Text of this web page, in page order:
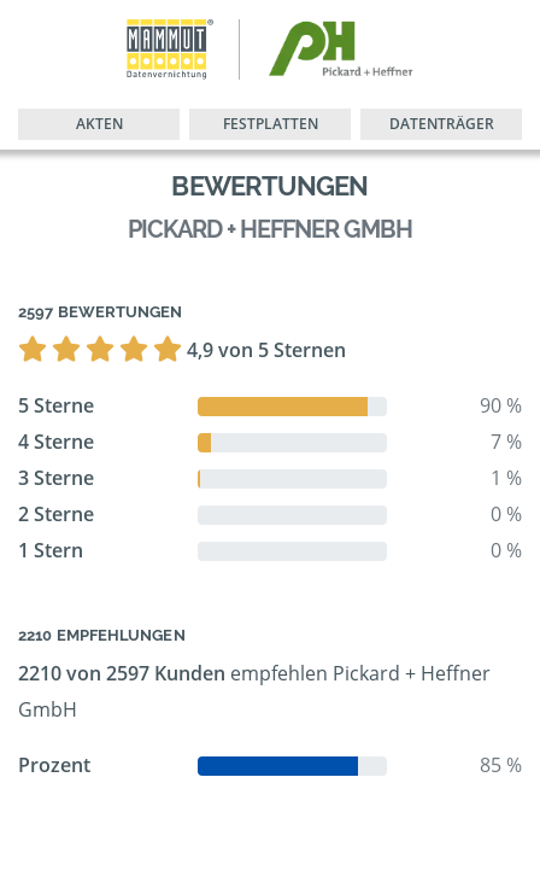
AKTEN FESTPLATTEN DATENTRÄGER
BEWERTUNGEN
PICKARD + HEFFNER GMBH
2597 BEWERTUNGEN
4,9 von 5 Sternen
5 Sterne
90 %
4 Sterne
7 %
3 Sterne
1 %
2 Sterne
0 %
1 Stern
0 %
2210 EMPFEHLUNGEN
2210 von 2597 Kunden empfehlen Pickard + Heffner
GmbH
Prozent 85 %